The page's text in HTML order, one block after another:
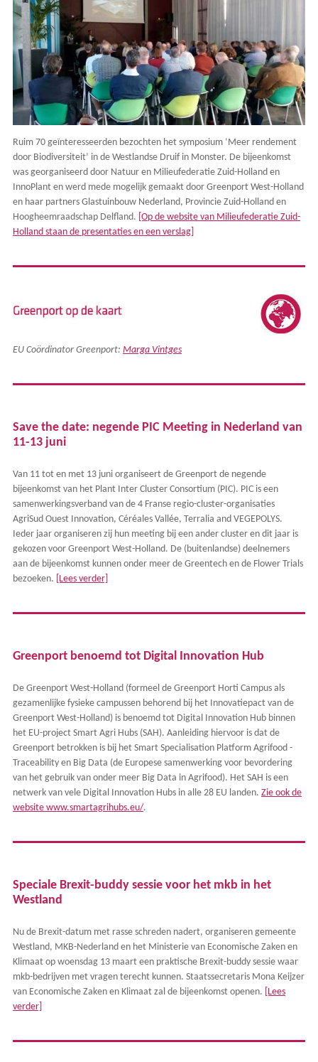
Ruim 70 geïnteresseerden bezochten het symposium ‘Meer rendement
door Biodiversiteit’ in de Westlandse Druif in Monster. De bijeenkomst
was georganiseerd door Natuur en Milieufederatie Zuid-Holland en
InnoPlant en werd mede mogelijk gemaakt door Greenport West-Holland
en haar partners Glastuinbouw Nederland, Provincie Zuid-Holland en
Hoogheemraadschap Delfland. [Op de website van Milieufederatie Zuid-
Holland staan de presentaties en een verslag]
EU Coördinator Greenport: Marga Vintges
Save the date: negende PIC Meeting in Nederland van
11-13 juni
Van 11 tot en met 13 juni organiseert de Greenport de negende
bijeenkomst van het Plant Inter Cluster Consortium (PIC). PIC is een
samenwerkingsverband van de 4 Franse regio-cluster-organisaties
AgriSud Ouest Innovation, Céréales Vallée, Terralia and VEGEPOLYS.
Ieder jaar organiseren zij hun meeting bij een ander cluster en dit jaar is
gekozen voor Greenport West-Holland. De (buitenlandse) deelnemers
aan de bijeenkomst kunnen onder meer de Greentech en de Flower Trials
bezoeken. [Lees verder]
Greenport benoemd tot Digital Innovation Hub
De Greenport West-Holland (formeel de Greenport Horti Campus als
gezamenlijke fysieke campussen behorend bij het Innovatiepact van de
Greenport West-Holland) is benoemd tot Digital Innovation Hub binnen
het EU-project Smart Agri Hubs (SAH). Aanleiding hiervoor is dat de
Greenport betrokken is bij het Smart Specialisation Platform Agrifood -
Traceability en Big Data (de Europese samenwerking voor bevordering
van het gebruik van onder meer Big Data in Agrifood). Het SAH is een
netwerk van vele Digital Innovation Hubs in alle 28 EU landen. Zie ook de
website www.smartagrihubs.eu/.
Speciale Brexit-buddy sessie voor het mkb in het
Westland
Nu de Brexit-datum met rasse schreden nadert, organiseren gemeente
Westland, MKB-Nederland en het Ministerie van Economische Zaken en
Klimaat op woensdag 13 maart een praktische Brexit-buddy sessie waar
mkb-bedrijven met vragen terecht kunnen. Staatssecretaris Mona Keijzer
van Economische Zaken en Klimaat zal de bijeenkomst openen. [Lees
verder]